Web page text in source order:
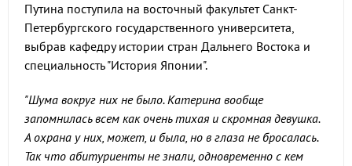
Путина поступила на восточный факультет Санкт-
Петербургского государственного университета,
выбрав кафедру истории стран Дальнего Востока и
специальность "История Японии".
"Шума вокруг них не было. Катерина вообще
запомнилась всем как очень тихая и скромная девушка.
А охрана у них, может, и была, но в глаза не бросалась.
Так что абитуриенты не знали, одновременно с кем